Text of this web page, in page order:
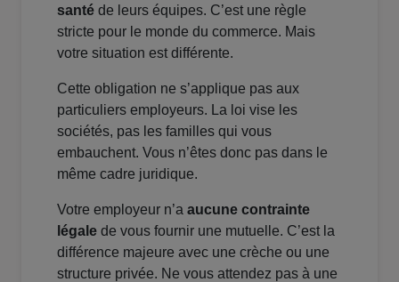
santé de leurs équipes. C’est une règle
stricte pour le monde du commerce. Mais
votre situation est différente.
Cette obligation ne s’applique pas aux
particuliers employeurs. La loi vise les
sociétés, pas les familles qui vous
embauchent. Vous n’êtes donc pas dans le
même cadre juridique.
Votre employeur n’a aucune contrainte
légale de vous fournir une mutuelle. C’est la
différence majeure avec une crèche ou une
structure privée. Ne vous attendez pas à une